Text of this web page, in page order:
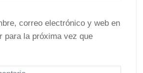
correo electrónico y web en
para la próxima vez que